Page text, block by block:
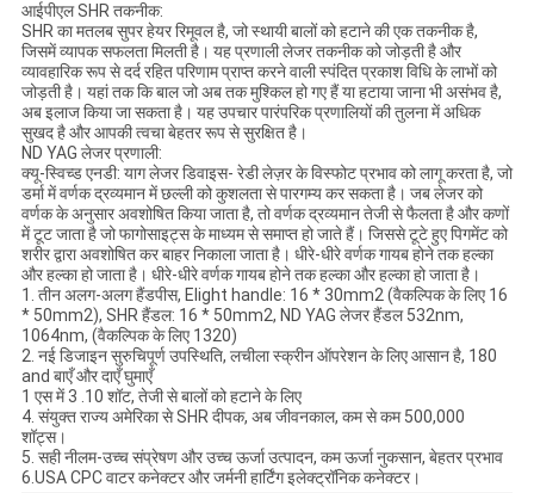
आईपीएल SHR तकनीक:
SHR का मतलब सुपर हेयर रिमूवल है, जो स्थायी बालों को हटाने की एक तकनीक है,
जिसमें व्यापक सफलता मिलती है। यह प्रणाली लेजर तकनीक को जोड़ती है और
व्यावहारिक रूप से दर्द रहित परिणाम प्राप्त करने वाली स्पंदित प्रकाश विधि के लाभों को
जोड़ती है। यहां तक ​​कि बाल जो अब तक मुश्किल हो गए हैं या हटाया जाना भी असंभव है,
अब इलाज किया जा सकता है। यह उपचार पारंपरिक प्रणालियों की तुलना में अधिक
सुखद है और आपकी त्वचा बेहतर रूप से सुरक्षित है।
ND YAG लेजर प्रणाली:
क्यू-स्विच्ड एनडी: याग लेजर डिवाइस- रेडी लेज़र के विस्फोट प्रभाव को लागू करता है, जो
डर्मा में वर्णक द्रव्यमान में छल्ली को कुशलता से पारगम्य कर सकता है। जब लेजर को
वर्णक के अनुसार अवशोषित किया जाता है, तो वर्णक द्रव्यमान तेजी से फैलता है और कणों
में टूट जाता है जो फागोसाइट्स के माध्यम से समाप्त हो जाते हैं। जिससे टूटे हुए पिगमेंट को
शरीर द्वारा अवशोषित कर बाहर निकाला जाता है। धीरे-धीरे वर्णक गायब होने तक हल्का
और हल्का हो जाता है। धीरे-धीरे वर्णक गायब होने तक हल्का और हल्का हो जाता है।
1. तीन अलग-अलग हैंडपीस, Elight handle: 16 * 30mm2 (वैकल्पिक के लिए 16
* 50mm2), SHR हैंडल: 16 * 50mm2, ND YAG लेजर हैंडल 532nm,
1064nm, (वैकल्पिक के लिए 1320)
2. नई डिजाइन सुरुचिपूर्ण उपस्थिति, लचीला स्क्रीन ऑपरेशन के लिए आसान है, 180
and बाएँ और दाएँ घुमाएँ
1 एस में 3 .10 शॉट, तेजी से बालों को हटाने के लिए
4. संयुक्त राज्य अमेरिका से SHR दीपक, अब जीवनकाल, कम से कम 500,000
शॉट्स।
5. सही नीलम-उच्च संप्रेषण और उच्च ऊर्जा उत्पादन, कम ऊर्जा नुकसान, बेहतर प्रभाव
6.USA CPC वाटर कनेक्टर और जर्मनी हार्टिंग इलेक्ट्रॉनिक कनेक्टर।